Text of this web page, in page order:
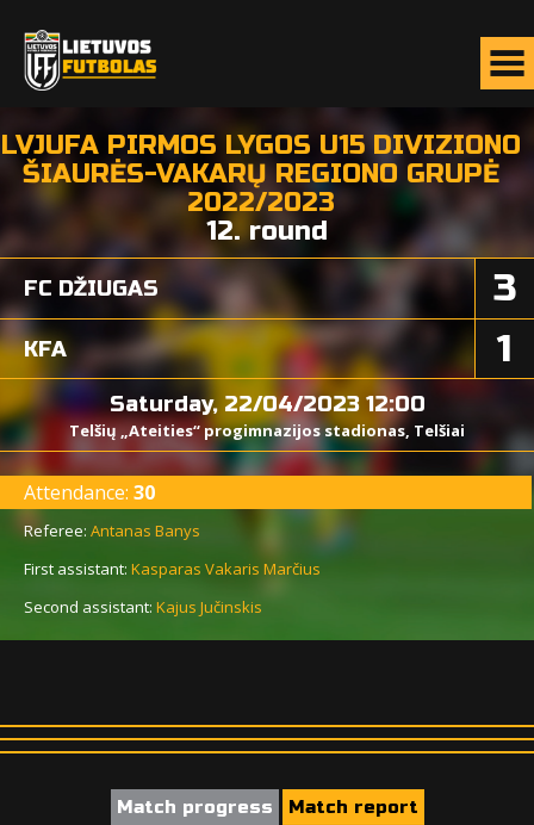
LVJUFA PIRMOS LYGOS U15 DIVIZIONO
ŠIAURĖS-VAKARŲ REGIONO GRUPĖ
2022/2023
12. round
3
FC DŽIUGAS
KFA 1
Saturday, 22/04/2023 12:00
Telšių „Ateities“ progimnazijos stadionas, Telšiai
Attendance: 30
Referee: Antanas Banys
First assistant: Kasparas Vakaris Marčius
Second assistant: Kajus Jučinskis
Match progress Match report